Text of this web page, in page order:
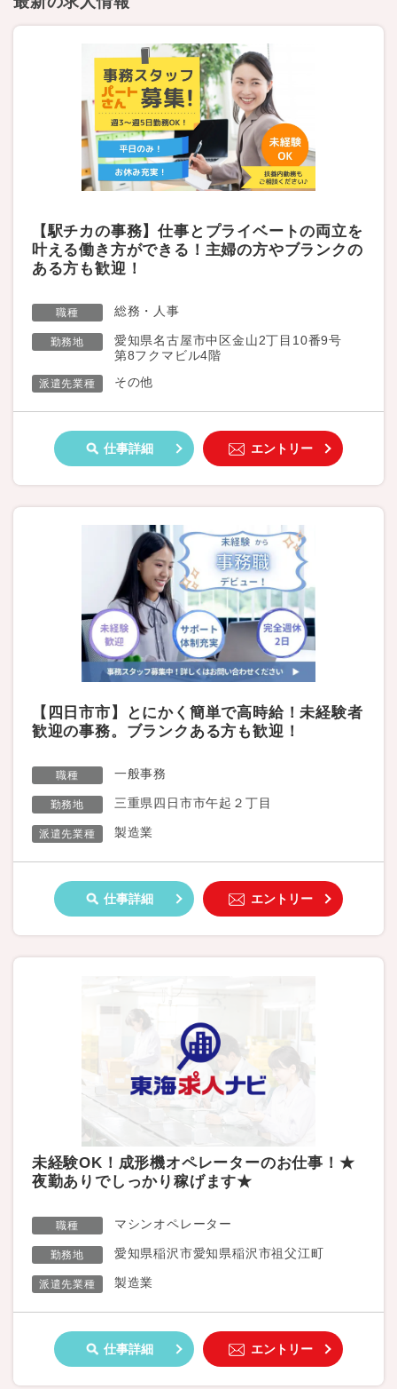
【駅チカの事務】仕事とプライベートの両立を
叶える働き方ができる！主婦の方やブランクの
ある方も歓迎！
職種 総務・人事
勤務地
愛知県名古屋市中区金山2丁目10番9号
第8フクマビル4階
派遣先業種 その他
仕事詳細 エントリー
【四日市市】とにかく簡単で高時給！未経験者
歓迎の事務。ブランクある方も歓迎！
職種 一般事務
勤務地 三重県四日市市午起２丁目
派遣先業種 製造業
仕事詳細 エントリー
未経験OK！成形機オペレーターのお仕事！★
夜勤ありでしっかり稼げます★
職種 マシンオペレーター
勤務地 愛知県稲沢市愛知県稲沢市祖父江町
派遣先業種 製造業
仕事詳細 エントリー